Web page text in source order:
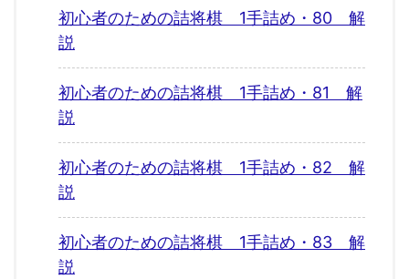
初心者のための詰将棋 1手詰め・80 解
説
初心者のための詰将棋 1手詰め・81 解
説
初心者のための詰将棋 1手詰め・82 解
説
初心者のための詰将棋 1手詰め・83 解
説